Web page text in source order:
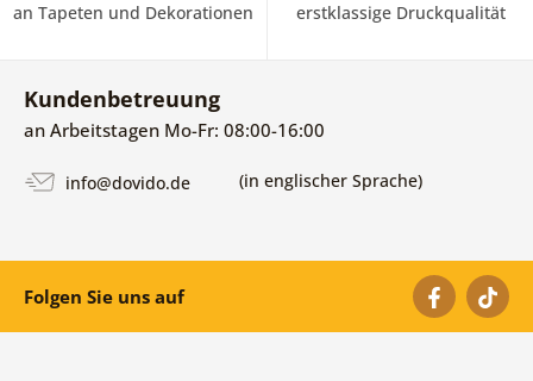
an Tapeten und Dekorationen erstklassige Druckqualität
Kundenbetreuung
an Arbeitstagen Mo-Fr: 08:00-16:00
info@dovido.de (in englischer Sprache)
Folgen Sie uns auf